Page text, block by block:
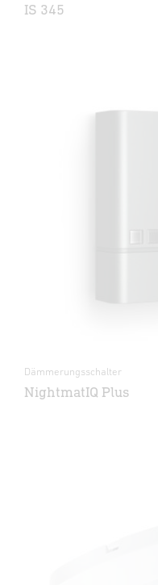
IS 345
Dämmerungsschalter
NightmatIQ Plus